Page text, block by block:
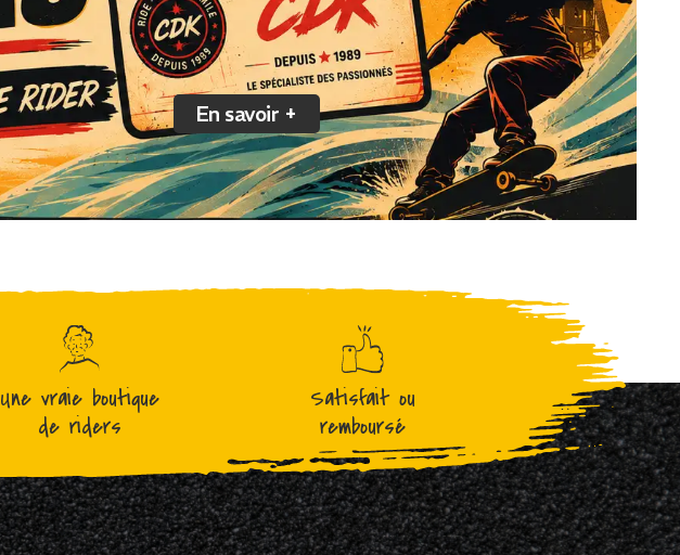
En savoir +
Une vraie boutique
de riders
Satisfait ou
remboursé